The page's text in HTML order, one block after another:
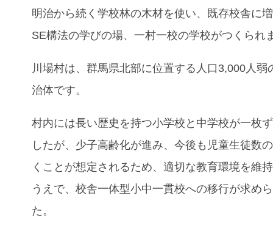
明治から続く学校林の木材を使い、既存校舎に
SE構法の学びの場、一村一校の学校がつくられ
川場村は、群馬県北部に位置する人口3,000人弱
治体です。
村内には長い歴史を持つ小学校と中学校が一枚
したが、少子高齢化が進み、今後も児童生徒数
くことが想定されるため、適切な教育環境を維
うえで、校舎一体型小中一貫校への移行が求め
た。